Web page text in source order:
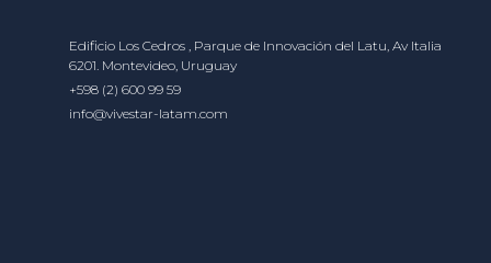
Edificio Los Cedros , Parque de Innovación del Latu, Av Italia
6201. Montevideo, Uruguay
+598 (2) 600 99 59
info@vivestar-latam.com